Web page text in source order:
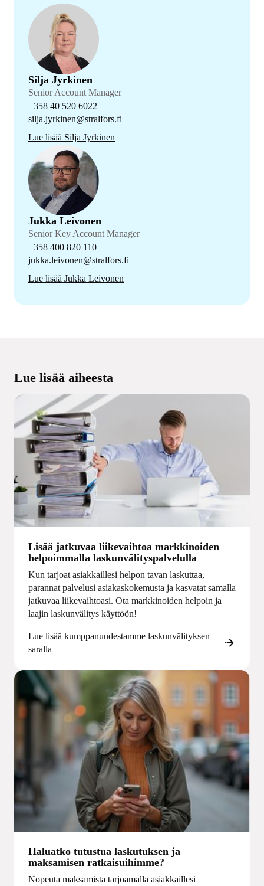
Silja Jyrkinen
Senior Account Manager
+358 40 520 6022
silja.jyrkinen@stralfors.fi
Lue lisää Silja Jyrkinen
Jukka Leivonen
Senior Key Account Manager
+358 400 820 110
jukka.leivonen@stralfors.fi
Lue lisää Jukka Leivonen
Lue lisää aiheesta
Lisää jatkuvaa liikevaihtoa markkinoiden
helpoimmalla laskunvälityspalvelulla
Kun tarjoat asiakkaillesi helpon tavan laskuttaa,
parannat palvelusi asiakaskokemusta ja kasvatat samalla
jatkuvaa liikevaihtoasi. Ota markkinoiden helpoin ja
laajin laskunvälitys käyttöön!
Lue lisää kumppanuudestamme laskunvälityksen
saralla
Haluatko tutustua laskutuksen ja
maksamisen ratkaisuihimme?
Nopeuta maksamista tarjoamalla asiakkaillesi